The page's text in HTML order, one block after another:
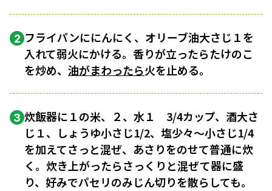
2 フライパンににんにく、オリーブ油大さじ１を
入れて弱火にかける。香りが立ったらたけのこ
を炒め、 油がまわったら火を止める。
3 炊飯器に１の米、２、水１ 3/4カップ、酒大さ
じ１、しょうゆ小さじ1/2、塩少々〜小さじ1/4
を加えてさっと混ぜ、あさりをのせて普通に炊
く。炊き上がったらさっくりと混ぜて器に盛
り、好みでパセリのみじん切りを散らしても。